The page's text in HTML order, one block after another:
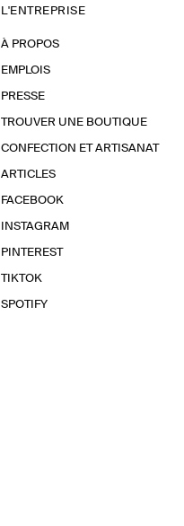
L'ENTREPRISE
À PROPOS
EMPLOIS
PRESSE
TROUVER UNE BOUTIQUE
CONFECTION ET ARTISANAT
ARTICLES
FACEBOOK
INSTAGRAM
PINTEREST
TIKTOK
SPOTIFY